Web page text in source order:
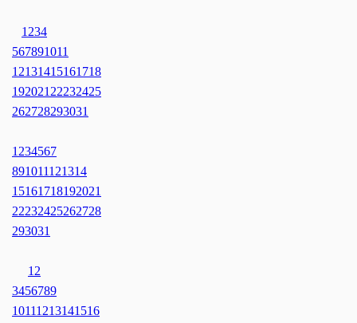
1 234
567891011
12131415161718
192021 22232425
262728293031
1 234567
891011121314
15161718192021
22232425262728
293031
1 2
3456789
10111213141516